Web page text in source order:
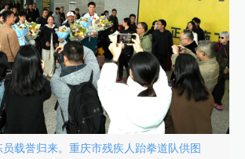
载誉归来。重庆市残疾人跆拳道队供图